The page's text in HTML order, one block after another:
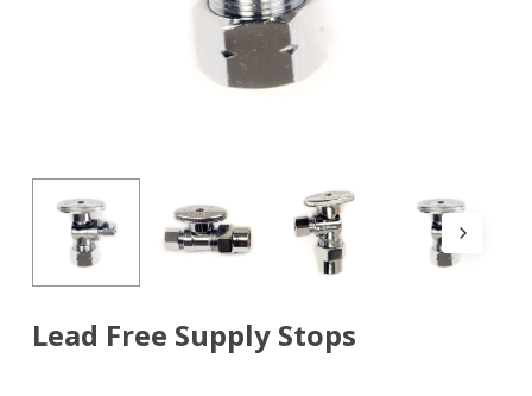
Lead Free Supply Stops